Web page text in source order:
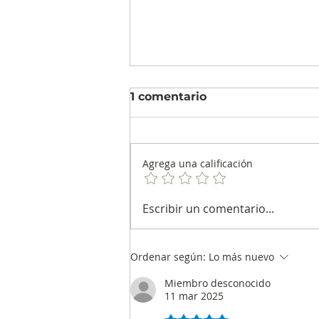
¿Quién será el alcalde de
Cartagena
1 comentario
Agrega una calificación
Escribir un comentario...
Ordenar según: Lo más nuevo
Miembro desconocido
11 mar 2025